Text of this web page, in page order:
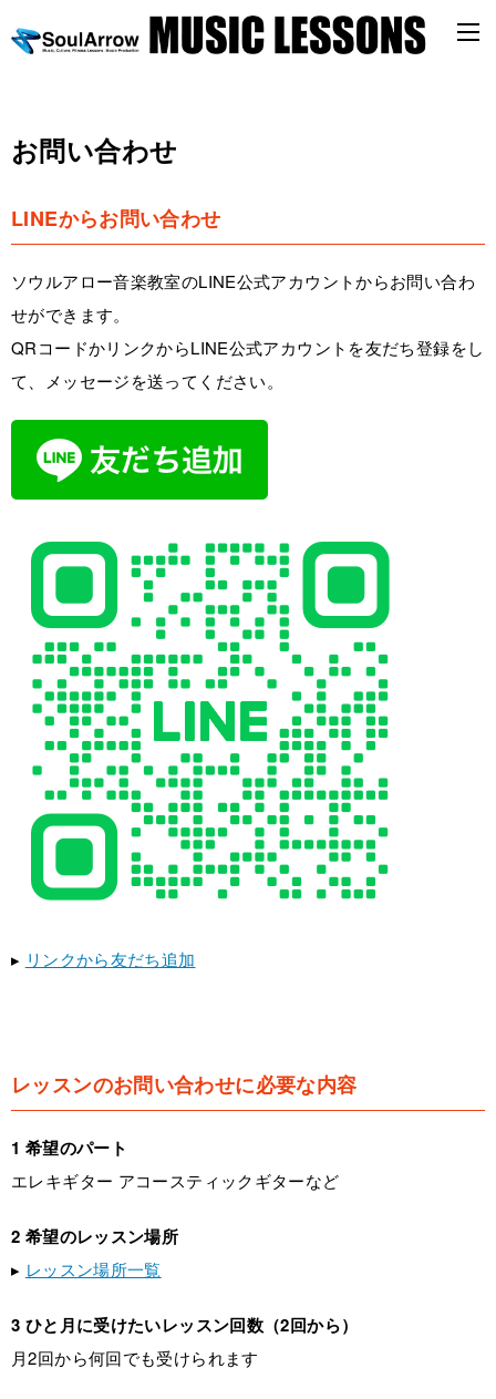
お問い合わせ
LINEからお問い合わせ
ソウルアロー音楽教室のLINE公式アカウントからお問い合わ
せができます。
QRコードかリンクからLINE公式アカウントを友だち登録をし
て、メッセージを送ってください。
▸ リンクから友だち追加
レッスンのお問い合わせに必要な内容
1 希望のパート
エレキギター アコースティックギターなど
2 希望のレッスン場所
▸ レッスン場所一覧
3 ひと月に受けたいレッスン回数（2回から）
月2回から何回でも受けられます